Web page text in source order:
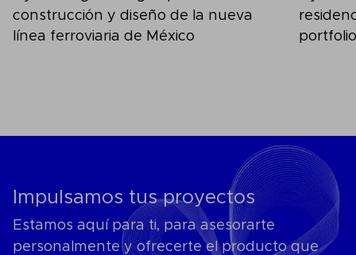
construcción y diseño de la nueva
línea ferroviaria de México
Impulsamos tus proyectos
Estamos aquí para ti, para asesorarte
personalmente y ofrecerte el producto que